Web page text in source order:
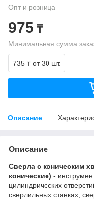
Опт и розница
975 ₸
Минимальная сумма
735 ₸ от 30 шт.
Описание
Описание
Сверла с коническим
конические) -
цилиндрических
сверлильных станках,